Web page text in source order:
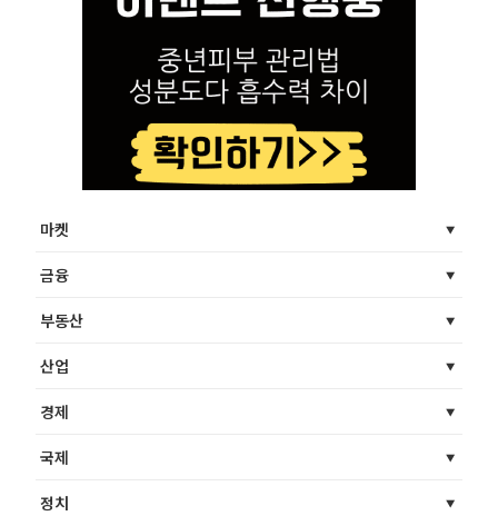
마켓
금융
부동산
산업
경제
국제
정치